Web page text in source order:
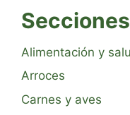
Alimentación y
Arroces
Carnes y aves